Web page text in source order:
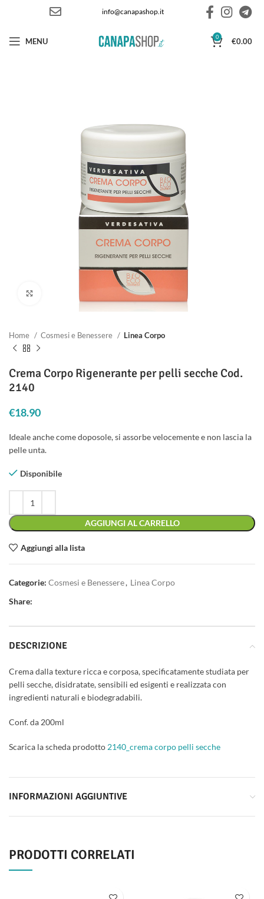
info@canapashop.it
MENU 0 €0.00
Home Cosmesi e Benessere Linea Corpo
Crema Corpo Rigenerante per pelli secche Cod.
2140
€18.90
Ideale anche come doposole, si assorbe velocemente e non lascia la
pelle unta.
Disponibile
AGGIUNGI AL CARRELLO
Aggiungi alla lista
Categorie: Cosmesi e Benessere, Linea Corpo
Share:
DESCRIZIONE
Crema dalla texture ricca e corposa, specificatamente studiata per
pelli secche, disidratate, sensibili ed esigenti e realizzata con
ingredienti naturali e biodegradabili.
Conf. da 200ml
Scarica la scheda prodotto 2140_crema corpo pelli secche
INFORMAZIONI AGGIUNTIVE
PRODOTTI CORRELATI